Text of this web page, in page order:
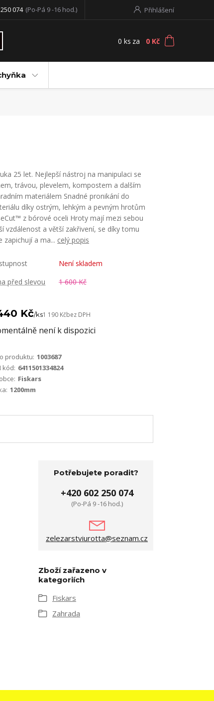
Přihlášení
074 (Po-Pá 9 -16 hod.)
0 ks za 0 Kč
25 let. Nejlepší nástroj na manipulaci se
trávou, plevelem, kompostem a dalším
materiálem Snadné pronikání do
díky ostrým, lehkým a pevným hrotům
z bórové oceli Hroty mají mezi sebou
vzdálenost a větší zakřivení, se díky tomu
zapichují a ma... celý popis
Není skladem
před slevou
1 600 Kč
Kč/ks1 190 Kčbez DPH
není k dispozici
produktu: 1003687
kód: 6411501334824
Fiskars
1200mm
Potřebujete poradit?
+420 602 250 074
(Po-Pá 9 -16 hod.)
zelezarstviurotta@seznam.cz
Zboží zařazeno v
kategoriích
Fiskars
Zahrada